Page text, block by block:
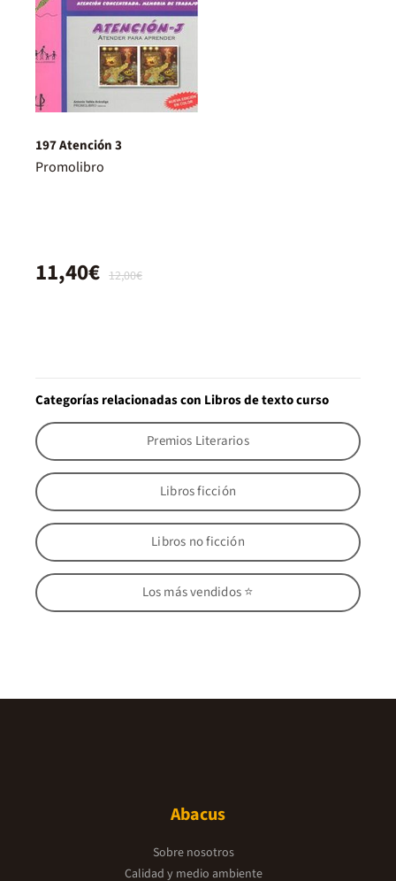
197 Atención 3
Promolibro
12,00€
11,40€
Categorías relacionadas con Libros de texto curso
Premios Literarios
Libros ficción
Libros no ficción
Los más vendidos ⭐
Abacus
Sobre nosotros
Calidad y medio ambiente